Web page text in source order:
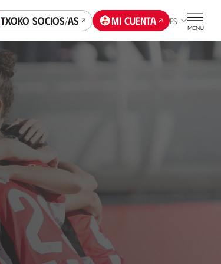
Txoko socios/as Mi cuenta ES
MENÚ